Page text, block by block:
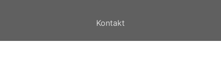
Kontakt